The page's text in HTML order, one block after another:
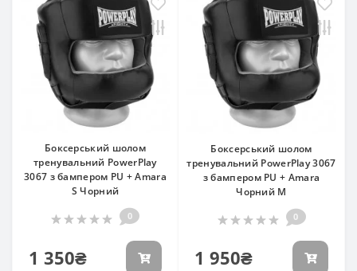
Боксерський шолом
тренувальний PowerPlay
3067 з бампером PU + Amara
S Чорний
0
1 350₴
Боксерський шолом
тренувальний PowerPlay 3067
з бампером PU + Amara
Чорний M
0
1 950₴